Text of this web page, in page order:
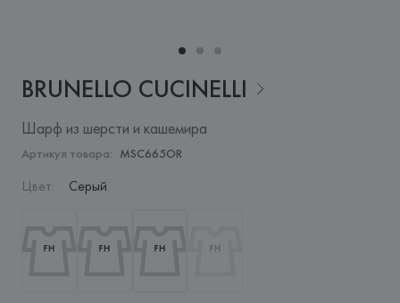
BRUNELLO CUCINELLI
Шарф из шерсти и кашемира
Артикул товара: MSC665OR
Цвет: Серый